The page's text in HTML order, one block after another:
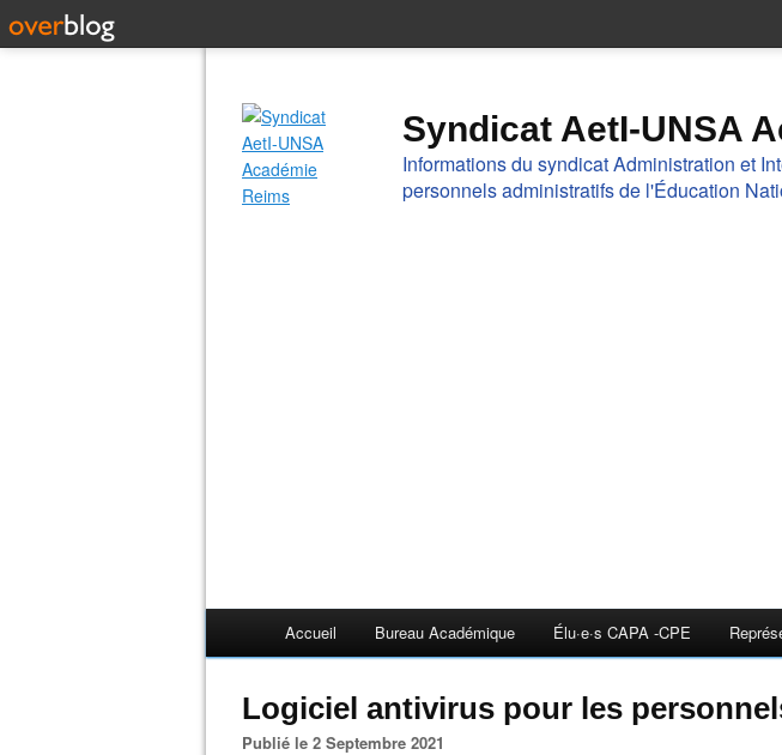
Syndicat AetI-UNSA
Informations du syndicat Administration et
personnels administratifs de l'Éducation
Accueil Bureau Académique Élu·e·s CAPA -CPE
Logiciel antivirus pour les
Publié le 2 Septembre 2021